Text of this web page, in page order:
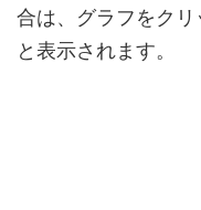
合は、グラフをク
と表示されます。